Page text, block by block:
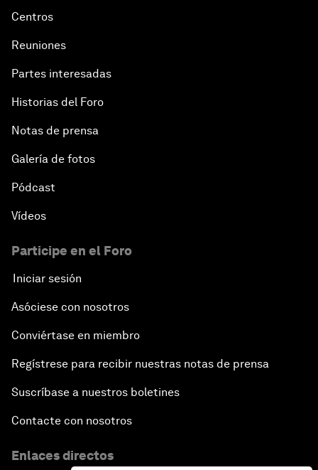
Centros
Reuniones
Partes interesadas
Historias del Foro
Notas de prensa
Galería de fotos
Pódcast
Vídeos
Participe en el Foro
Iniciar sesión
Asóciese con nosotros
Conviértase en miembro
Regístrese para recibir nuestras notas de prensa
Suscríbase a nuestros boletines
Contacte con nosotros
Enlaces directos